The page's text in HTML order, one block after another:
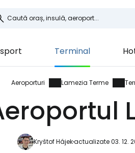
Terminal
Aeroporturi Lamezia Terme
Kryštof Hájekactualizate 03. 12.